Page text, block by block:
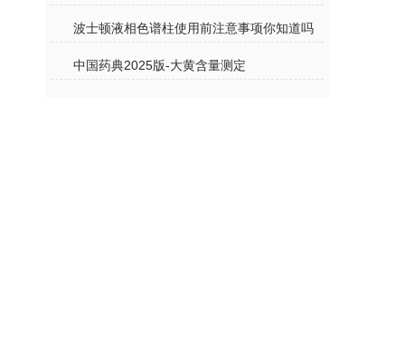
波士顿液相色谱柱使用前注意事项你知道吗
中国药典2025版-大黄含量测定